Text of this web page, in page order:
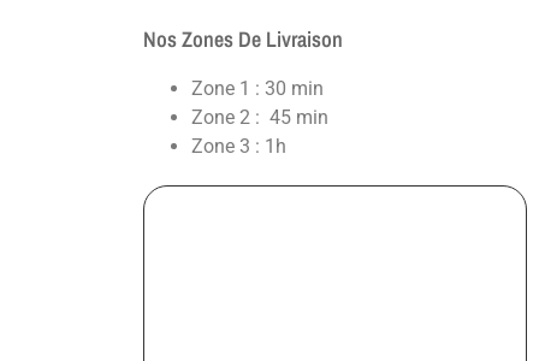
Nos Zones De Livraison
Zone 1 : 30 min
Zone 2 : 45 min
Zone 3 : 1h